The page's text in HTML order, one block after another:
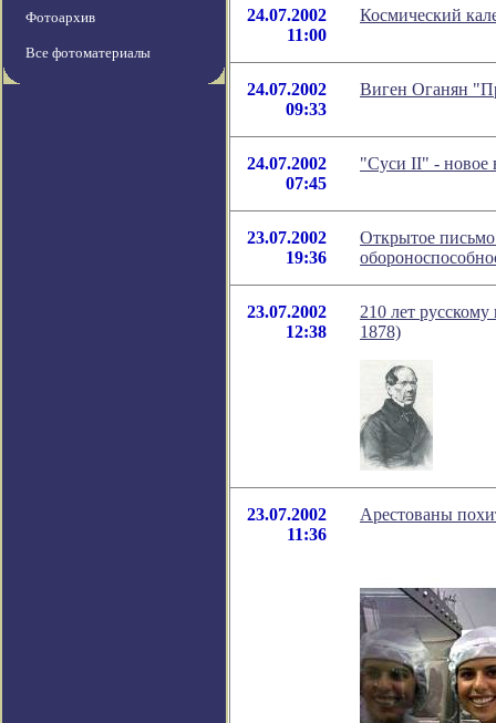
Фотоархив
Все фотоматериалы
24.07.2002
11:00
Космический
24.07.2002
09:33
Виген Оганян
24.07.2002
07:45
"Суси II" - новое
23.07.2002
19:36
Открытое
23.07.2002
12:38
210 лет
1878)
23.07.2002
11:36
Арестованы